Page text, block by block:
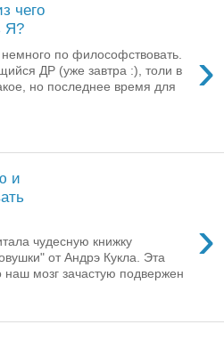
чего
Я?
›
по философствовать.
ДР (уже завтра :), толи в
но последнее время для
и
›
чудесную книжку
от Андрэ Кукла. Эта
наш мозг зачастую подвержен